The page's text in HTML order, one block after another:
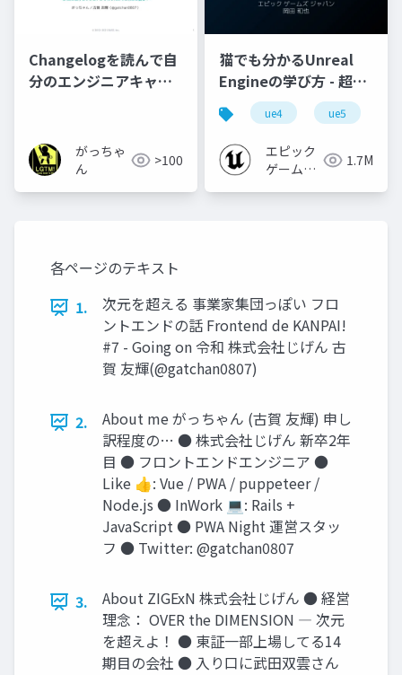
Changelogを読んで自
分のエンジニアキャリ
がっちゃ
ん
>100
猫でも分かるUnreal
Engineの学び方 - 超初
心者向け編 - 2023 v1.0
ue4 ue5
エピック
ゲームズ
1.7M
各ページのテキスト
1.
次元を超える 事業家集団っぽい フロ
ントエンドの話 Frontend de KANPAI!
#7 - Going on 令和 株式会社じげん 古
賀 友輝(@gatchan0807)
2.
About me がっちゃん (古賀 友輝) 申し
訳程度の… ● 株式会社じげん 新卒2年
目 ● フロントエンドエンジニア ●
Like 👍: Vue / PWA / puppeteer /
Node.js ● InWork 💻: Rails +
JavaScript ● PWA Night 運営スタッ
フ ● Twitter: @gatchan0807
3.
About ZIGExN 株式会社じげん ● 経営
理念： OVER the DIMENSION ― 次元
を超えよ！ ● 東証一部上場してる14
期目の会社 ● 入り口に武田双雲さん